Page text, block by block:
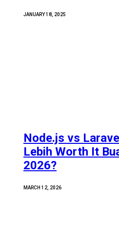
JANUARY 18, 2025
Node.js vs
Lebih Worth It
2026?
MARCH 12, 2026